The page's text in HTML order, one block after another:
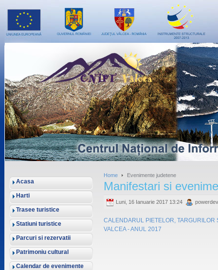
Home Evenimente judetene
Manifestari si
Luni, 16 Ianuarie 2017 13:24
CALENDARUL PIETELOR,
VALCEA - ANUL 2017
Acasa
Harti
Trasee turistice
Statiuni turistice
Parcuri si rezervatii
Patrimoniu cultural
Calendar de evenimente